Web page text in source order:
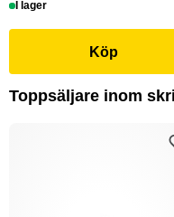
I lager
Köp
Toppsäljare inom